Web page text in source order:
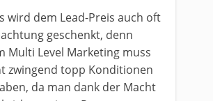
wird dem Lead-Preis auch oft
geschenkt, denn
Multi Level Marketing muss
zwingend topp Konditionen
da man dank der Macht